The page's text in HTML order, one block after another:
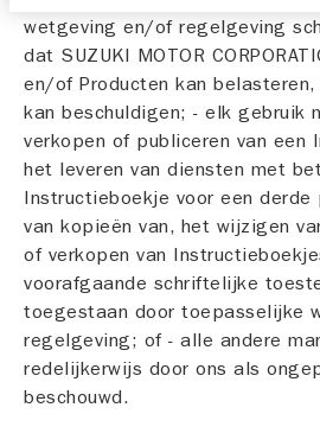
wetgeving en/of regelgeving
dat SUZUKI MOTOR
en/of Producten kan
kan beschuldigen; - elk gebruik
verkopen of publiceren van een
het leveren van diensten met
Instructieboekje voor een
van kopieën van, het wijzigen
of verkopen van
voorafgaande schriftelijke
toegestaan door toepasselijke
regelgeving; of - alle andere
redelijkerwijs door ons als
beschouwd.